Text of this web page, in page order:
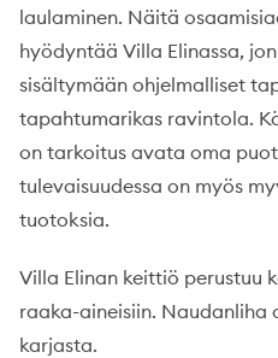
laulaminen. Näitä
hyödyntää Villa Elinassa,
sisältymään ohjelmalliset
tapahtumarikas ravintola.
on tarkoitus avata oma
tulevaisuudessa on myös
tuotoksia.
Villa Elinan keittiö perustuu
raaka-aineisiin. Naudanliha
karjasta.